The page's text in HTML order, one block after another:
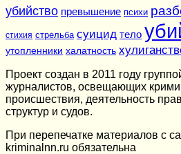
убийство превышение психи
стихия стрельба суицид тело
утопленники халатность
Проект создан в 2011 году
журналистов, освещающих
происшествия, деятельность
структур и судов.
При перепечатке материалов c
kriminalnn.ru обязательна